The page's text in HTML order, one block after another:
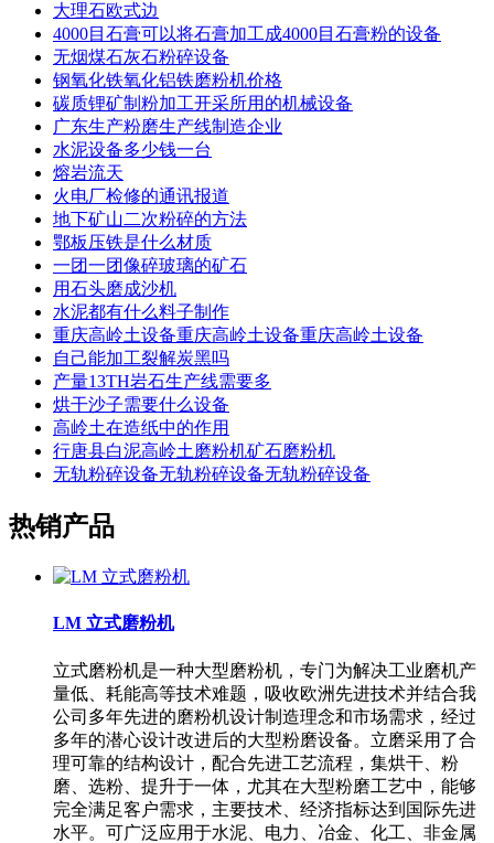
大理石欧式边
4000目石膏可以将石膏加工成4000目石膏粉的设备
无烟煤石灰石粉碎设备
钢氧化铁氧化铝铁磨粉机价格
碳质锂矿制粉加工开采所用的机械设备
广东生产粉磨生产线制造企业
水泥设备多少钱一台
熔岩流天
火电厂检修的通讯报道
地下矿山二次粉碎的方法
鄂板压铁是什么材质
一团一团像碎玻璃的矿石
用石头磨成沙机
水泥都有什么料子制作
重庆高岭土设备重庆高岭土设备重庆高岭土设备
自己能加工裂解炭黑吗
产量13TH岩石生产线需要多
烘干沙子需要什么设备
高岭土在造纸中的作用
行唐县白泥高岭土磨粉机矿石磨粉机
无轨粉碎设备无轨粉碎设备无轨粉碎设备
热销产品
LM 立式磨粉机
立式磨粉机是一种大型磨粉机，专门为解决工业磨机产
量低、耗能高等技术难题，吸收欧洲先进技术并结合我
公司多年先进的磨粉机设计制造理念和市场需求，经过
多年的潜心设计改进后的大型粉磨设备。立磨采用了合
理可靠的结构设计，配合先进工艺流程，集烘干、粉
磨、选粉、提升于一体，尤其在大型粉磨工艺中，能够
完全满足客户需求，主要技术、经济指标达到国际先进
水平。可广泛应用于水泥、电力、冶金、化工、非金属